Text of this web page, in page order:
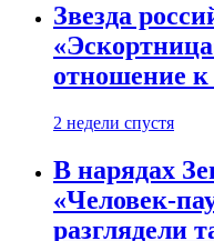
Звезда
отношение к
2 недели спустя
В нарядах
«Человек-
разглядели